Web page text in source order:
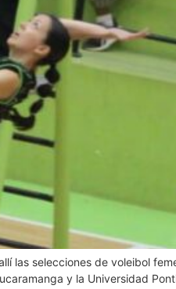
las selecciones de voleibol
y la Universidad